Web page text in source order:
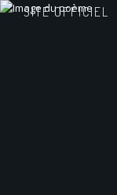
SITE OFFICIEL